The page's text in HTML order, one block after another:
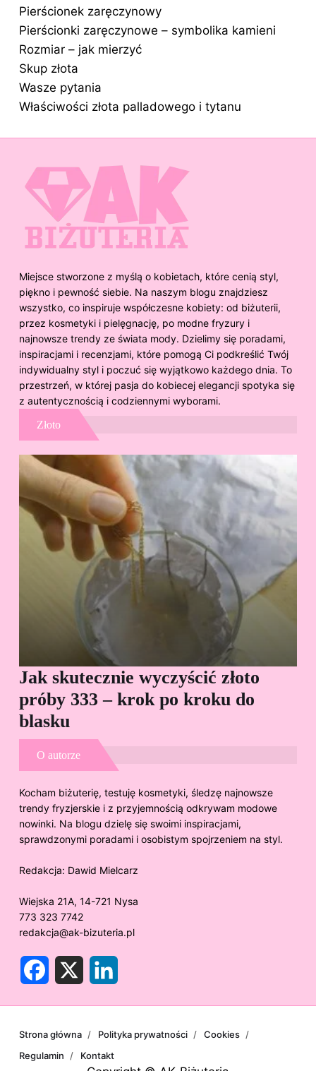
Pierścionek zaręczynowy
Pierścionki zaręczynowe – symbolika kamieni
Rozmiar – jak mierzyć
Skup złota
Wasze pytania
Właściwości złota palladowego i tytanu
Miejsce stworzone z myślą o kobietach, które cenią styl,
piękno i pewność siebie. Na naszym blogu znajdziesz
wszystko, co inspiruje współczesne kobiety: od biżuterii,
przez kosmetyki i pielęgnację, po modne fryzury i
najnowsze trendy ze świata mody. Dzielimy się poradami,
inspiracjami i recenzjami, które pomogą Ci podkreślić Twój
indywidualny styl i poczuć się wyjątkowo każdego dnia. To
przestrzeń, w której pasja do kobiecej elegancji spotyka się
z autentycznością i codziennymi wyborami.
Złoto
Jak skutecznie wyczyścić złoto
próby 333 – krok po kroku do
blasku
O autorze
Kocham biżuterię, testuję kosmetyki, śledzę najnowsze
trendy fryzjerskie i z przyjemnością odkrywam modowe
nowinki. Na blogu dzielę się swoimi inspiracjami,
sprawdzonymi poradami i osobistym spojrzeniem na styl.
Redakcja: Dawid Mielcarz
Wiejska 21A, 14-721 Nysa
773 323 7742
redakcja@ak-bizuteria.pl
b
k
e
n
Strona główna Polityka prywatności
Cookies
Regulamin
Kontakt